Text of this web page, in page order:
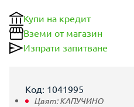
Купи на кредит
Вземи от магазин
Изпрати запитване
Код: 1041995
Цвят:КАПУЧИНО